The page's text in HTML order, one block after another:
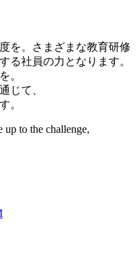
。
じて、
。
up to the challenge,